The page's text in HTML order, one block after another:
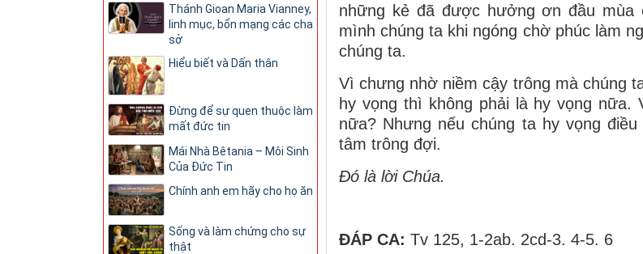
những kẻ đã được hưởng ơn đầu mùa
mình chúng ta khi ngóng chờ phúc làm
chúng ta.
Vì chưng nhờ niềm cậy trông mà chúng
hy vọng thì không phải là hy vọng
nữa? Nhưng nếu chúng ta hy vọng
tâm trông đợi.
Ðó là lời Chúa.
ĐÁP CA: Tv 125, 1-2ab. 2cd-3. 4-5. 6
Thánh Gioan Maria Vianney,
linh mục, bổn mạng các cha
sở
Hiểu biết và Dấn thân
Đừng để sự quen thuộc làm
mất đức tin
Mái Nhà Bêtania – Môi Sinh
Của Đức Tin
Chính anh em hãy cho họ ăn
Sống và làm chứng cho sự
thật